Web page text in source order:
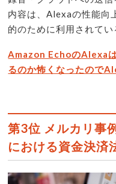
内容は、Alexaの性能向
的のために利用されてい
Amazon EchoのAlexa
るのか怖くなったので
第3位 メルカリ事
における資金決済